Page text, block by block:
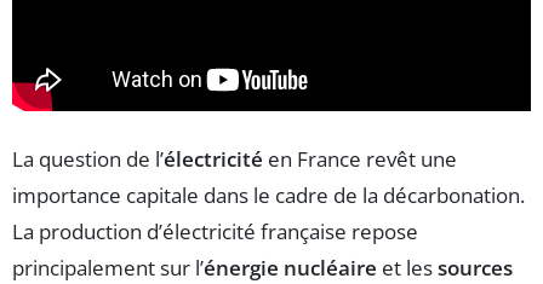
La question de l’électricité en France revêt une
importance capitale dans le cadre de la décarbonation.
La production d’électricité française repose
principalement sur l’énergie nucléaire et lessources